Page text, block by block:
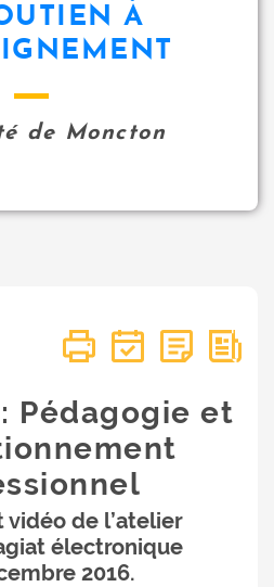
À
de Moncton
Pédagogie et
vidéo de l’atelier
électronique
2016.